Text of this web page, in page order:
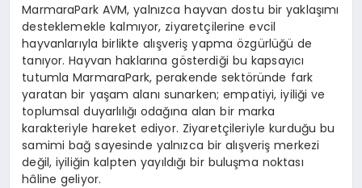
MarmaraParkAVM, yalnızca hayvan dostu bir yaklaşımı
desteklemekle kalmıyor, ziyaretçilerine evcil
hayvanlarıyla birlikte alışveriş yapmaözgürlüğü de
tanıyor. Hayvan haklarına gösterdiği bu kapsayıcı
tutumlaMarmaraPark, perakendesektöründe fark
yaratan bir yaşam alanı sunarken; empatiyi, iyiliği ve
toplumsal duyarlılığı odağına alan bir marka
karakteriyle hareket ediyor. Ziyaretçileriyle kurduğu bu
samimi bağ sayesinde yalnızca bir alışveriş merkezi
değil, iyiliğin kalpten yayıldığı bir buluşma noktası
hâline geliyor.